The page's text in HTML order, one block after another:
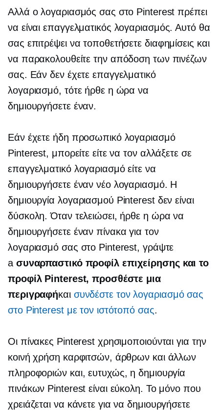
Αλλά ο λογαριασμός σας στο Pinterest πρέπει
να είναι επαγγελματικός λογαριασμός. Αυτό θα
σας επιτρέψει να τοποθετήσετε διαφημίσεις και
να παρακολουθείτε την απόδοση των πινέζων
σας. Εάν δεν έχετε επαγγελματικό
λογαριασμό, τότε ήρθε η ώρα να
δημιουργήσετε έναν.
Εάν έχετε ήδη προσωπικό λογαριασμό
Pinterest, μπορείτε είτε να τον αλλάξετε σε
επαγγελματικό λογαριασμό είτε να
δημιουργήσετε έναν νέο λογαριασμό. Η
δημιουργία λογαριασμού Pinterest δεν είναι
δύσκολη. Όταν τελειώσει, ήρθε η ώρα να
δημιουργήσετε έναν πίνακα για τον
λογαριασμό σας στο Pinterest, γράψτε
a συναρπαστικό προφίλ επιχείρησης και το
προφίλ Pinterest, προσθέστε μια
περιγραφήκαι συνδέστε τον λογαριασμό σας
στο Pinterest με τον ιστότοπό σας.
Οι πίνακες Pinterest χρησιμοποιούνται για την
κοινή χρήση καρφιτσών, άρθρων και άλλων
πληροφοριών και, ευτυχώς, η δημιουργία
πινάκων Pinterest είναι εύκολη. Το μόνο που
χρειάζεται να κάνετε για να δημιουργήσετε